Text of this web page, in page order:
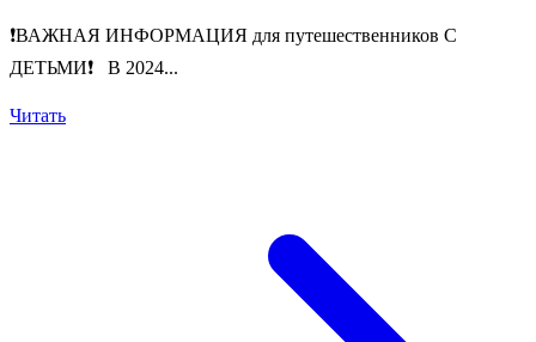
❗️ВАЖНАЯ ИНФОРМАЦИЯ для путешественников С
ДЕТЬМИ❗️ В 2024...
Читать